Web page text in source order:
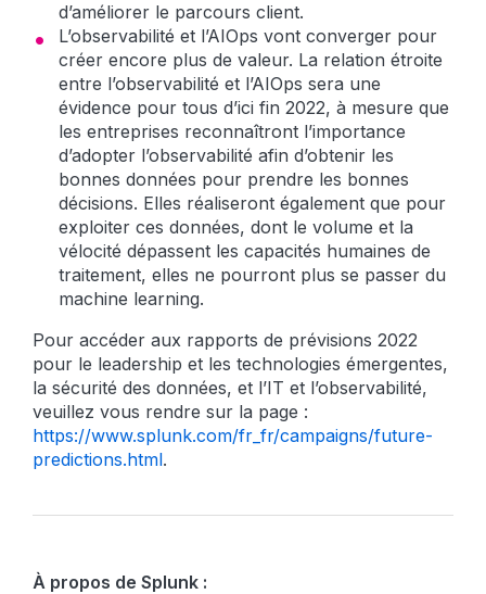
d’améliorer le parcours client.
L’observabilité et l’AIOps vont converger pour
créer encore plus de valeur. La relation étroite
entre l’observabilité et l’AIOps sera une
évidence pour tous d’ici fin 2022, à mesure que
les entreprises reconnaîtront l’importance
d’adopter l’observabilité afin d’obtenir les
bonnes données pour prendre les bonnes
décisions. Elles réaliseront également que pour
exploiter ces données, dont le volume et la
vélocité dépassent les capacités humaines de
traitement, elles ne pourront plus se passer du
machine learning.
Pour accéder aux rapports de prévisions 2022
pour le leadership et les technologies émergentes,
la sécurité des données, et l’IT et l’observabilité,
veuillez vous rendre sur la page :
https://www.splunk.com/fr_fr/campaigns/future-
predictions.html.
À propos de Splunk :